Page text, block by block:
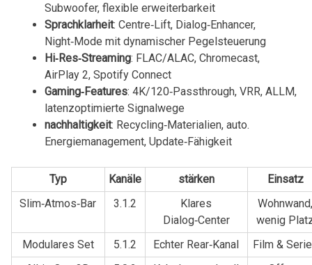
Subwoofer, ⁢flexible‌ erweiterbarkeit
Sprachklarheit: Centre‑Lift, Dialog‑Enhancer,
Night‑Mode mit dynamischer Pegelsteuerung
Hi‑Res‑Streaming: FLAC/ALAC, Chromecast,
AirPlay 2, Spotify Connect
Gaming‑Features:⁣ 4K/120‑Passthrough, ‌VRR, ALLM,
latenzoptimierte Signalwege
nachhaltigkeit:​ Recycling‑Materialien, auto. ​
Energiemanagement, Update‑Fähigkeit
Typ Kanäle stärken
Einsatz
Slim‑Atmos‑Bar
3.1.2
Klares
Dialog‑Center
wenig‍
Modulares Set
5.1.2 Echter Rear‑Kanal
Film ‌&